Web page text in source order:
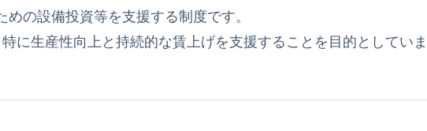
の設備投資等を支援する制度です。
に生産性向上と持続的な賃上げを支援することを目的としていま